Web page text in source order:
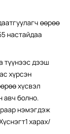
өөрөө
настайдаа
түүнээс дээш
хүрсэн
хүсвэл
авч болно.
нэмэгдэж
харах/